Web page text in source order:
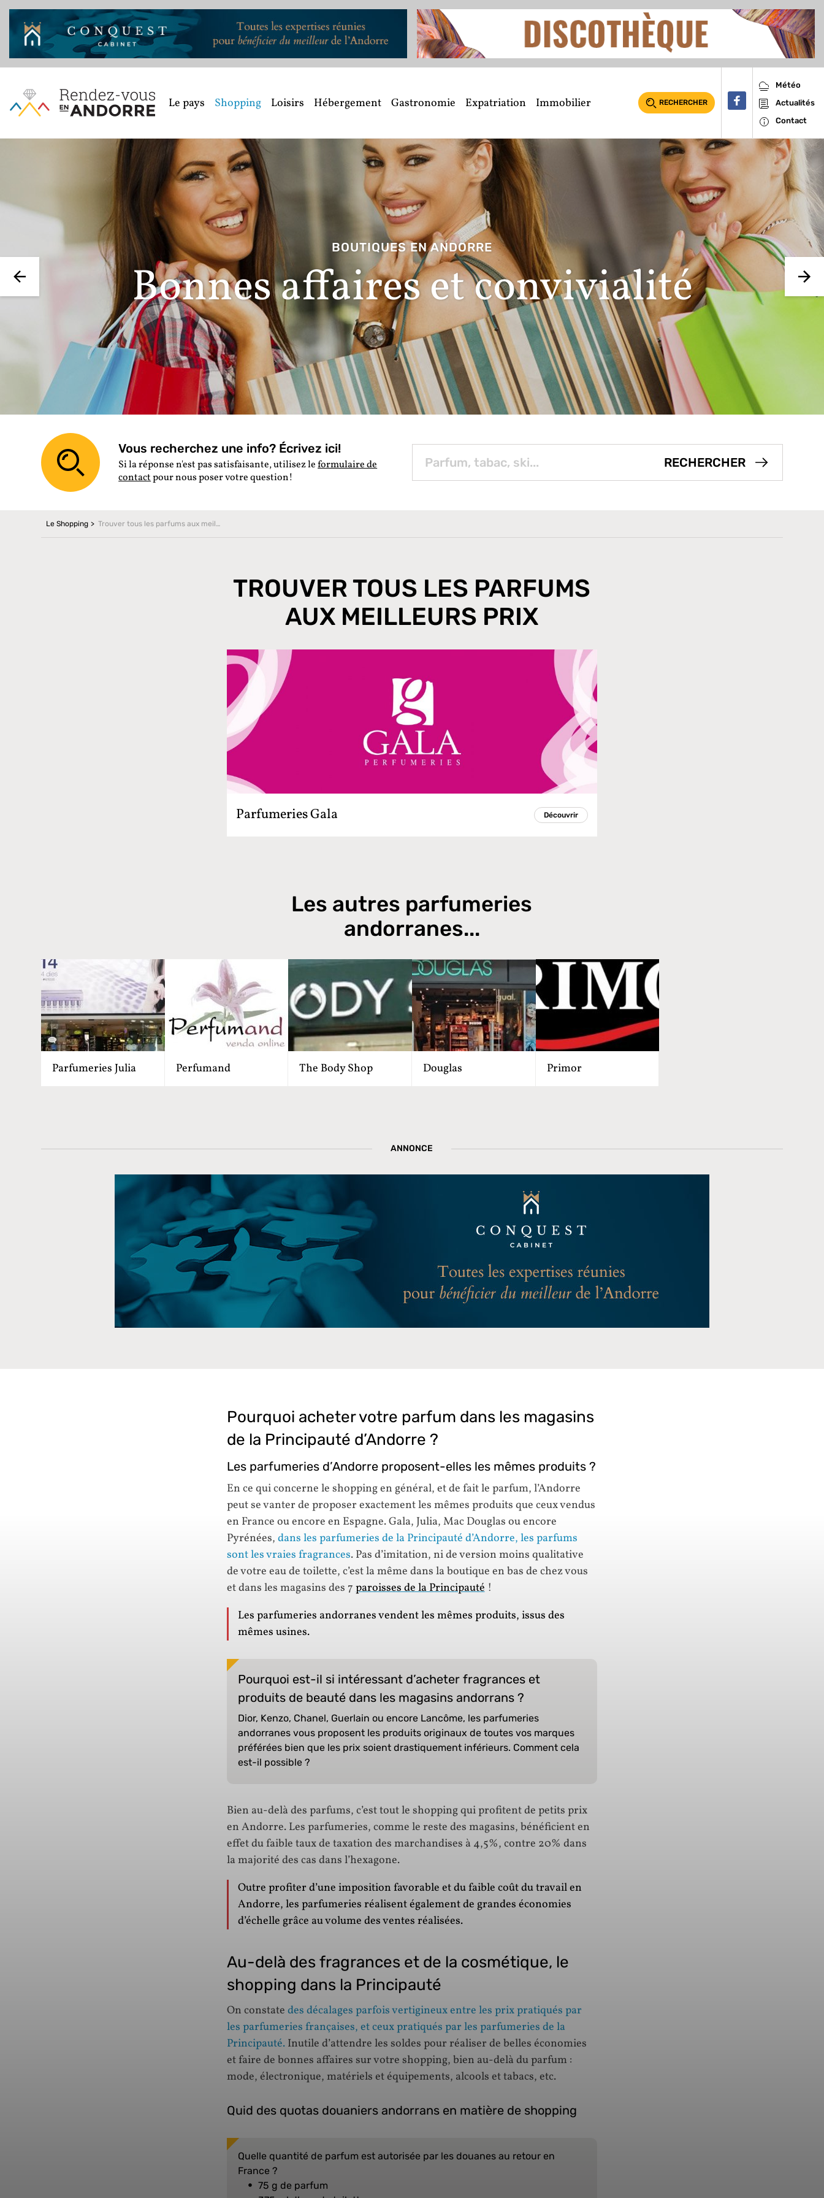
Le pays Shopping Loisirs Hébergement Gastronomie Expatriation Immobilier RECHERCHER
Météo
Actualités
Contact
BOUTIQUES EN ANDORRE
Bonnes affaires et convivialité
Vous recherchez une info? Écrivez ici!
Si la réponse n'est pas satisfaisante, utilisez leformulaire de
contactpour nous poser votre question!
Le Shopping Trouver tous les parfums aux meilleurs prix
TROUVER TOUS LES PARFUMS
AUX MEILLEURS PRIX
Parfumeries Gala Découvrir
Les autres parfumeries
andorranes...
Parfumeries Julia Perfumand The Body Shop Douglas Primor
ANNONCE
Pourquoi acheter votre parfum dans les magasins
de la Principauté d’Andorre ?
Les parfumeries d’Andorre proposent-elles les mêmes produits ?
En ce qui concerne le shopping en général, et de fait le parfum, l’Andorre
peut se vanter de proposer exactement les mêmes produits que ceux vendus
en France ou encore en Espagne. Gala, Julia, Mac Douglas ou encore
Pyrénées, dans les parfumeries de la Principauté d’Andorre, les parfums
sont les vraies fragrances. Pas d’imitation, ni de version moins qualitative
de votre eau de toilette, c’est la même dans la boutique en bas de chez vous
et dans les magasins des 7paroisses de la Principauté!
Les parfumeries andorranes vendent les mêmes produits, issus des
mêmes usines.
Pourquoi est-il si intéressant d’acheter fragrances et
produits de beauté dans les magasins andorrans ?
Dior, Kenzo, Chanel, Guerlain ou encore Lancôme, les parfumeries
andorranes vous proposent les produits originaux de toutes vos marques
préférées bien que les prix soient drastiquement inférieurs. Comment cela
est-il possible ?
Bien au-delà des parfums, c’est tout le shopping qui profitent de petits prix
en Andorre. Les parfumeries, comme le reste des magasins, bénéficient en
effet du faible taux de taxation des marchandises à 4,5%, contre 20% dans
la majorité des cas dans l’hexagone.
Outre profiter d’une imposition favorable et du faible coût du travail en
Andorre, les parfumeries réalisent également de grandes économies
d’échelle grâce au volume des ventes réalisées.
Au-delà des fragrances et de la cosmétique, le
shopping dans la Principauté
On constate des décalages parfois vertigineux entre les prix pratiqués par
les parfumeries françaises, et ceux pratiqués par les parfumeries de la
Principauté. Inutile d’attendre les soldes pour réaliser de belles économies
et faire de bonnes affaires sur votre shopping, bien au-delà du parfum :
mode, électronique, matériels et équipements, alcools et tabacs, etc.
Quid des quotas douaniers andorrans en matière de shopping
Quelle quantité de parfum est autorisée par les douanes au retour en
France ?
75 g de parfum